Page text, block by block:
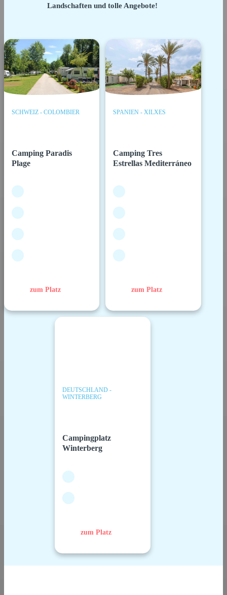
Landschaften und tolle Angebote!
SCHWEIZ - COLOMBIER
Camping Paradis
Plage
zum Platz
SPANIEN - XILXES
Camping Tres
Estrellas Mediterráneo
zum Platz
DEUTSCHLAND -
WINTERBERG
Campingplatz
Winterberg
zum Platz